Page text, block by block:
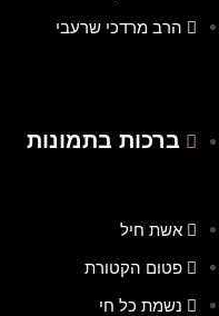
הרב מרדכי שרעבי
ברכות בתמונות
אשת חיל
פטום הקטורת
נשמת כל חי